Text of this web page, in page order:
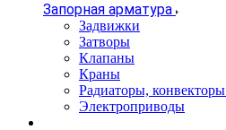
Запорная арматура
Задвижки
Затворы
Клапаны
Краны
Радиаторы, конвекторы
Электроприводы